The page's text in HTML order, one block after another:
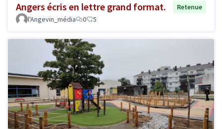
Angers écris en lettre grand format.
Retenue
l'Angevin_média
0 5